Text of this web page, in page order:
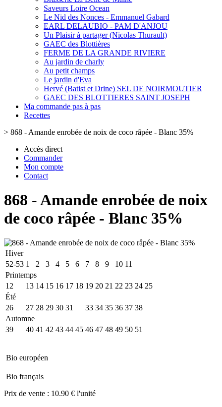
Saveurs Loire Ocean
Le Nid des Nonces - Emmanuel Gabard
EARL DELAUBIO - PAM D'ANJOU
Un Plaisir à partager (Nicolas Thurault)
GAEC des Blottières
FERME DE LA GRANDE RIVIERE
Au jardin de charly
Au petit champs
Le jardin d'Eva
Hervé (Batist et Drine) SEL DE NOIRMOUTIER
GAEC DES BLOTTIERES SAINT JOSEPH
Ma commande pas à pas
Recettes
> 868 - Amande enrobée de noix de coco râpée - Blanc 35%
Accès direct
Commander
Mon compte
Contact
868 - Amande enrobée de noix
de coco râpée - Blanc 35%
Hiver
52-53 1 2 3 4 5 6 7 8 9 10 11
Printemps
12
13 14 15 16 17 18 19 20 21 22 23 24 25
Été
26
27 28 29 30 31 33 34 35 36 37 38
Automne
39
40 41 42 43 44 45 46 47 48 49 50 51
Bio européen
Bio français
Prix de vente : 10.90 € l'unité